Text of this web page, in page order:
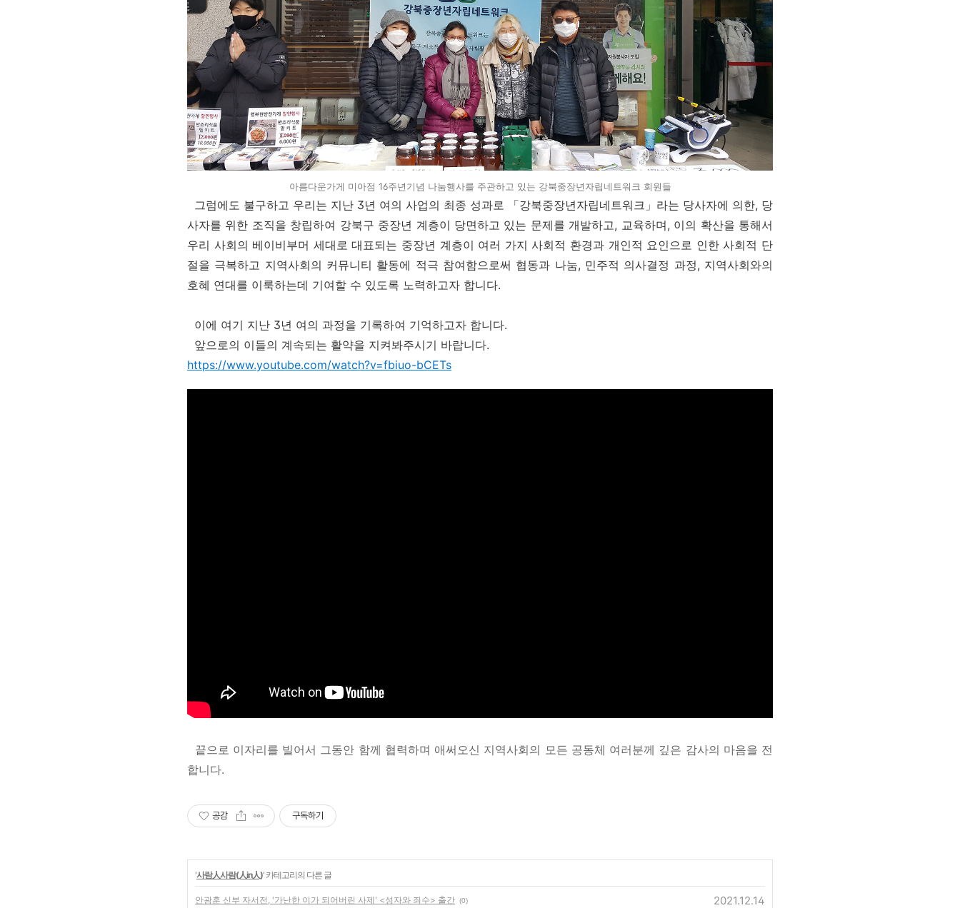
아름다운가게 미아점 16주년기념 나눔행사를 주관하고 있는 강북중장년자립네트워크 회원들
그럼에도 불구하고 우리는 지난 3년 여의 사업의 최종 성과로 「강북중장년자립네트워크」라는 당사자에 의한, 당
사자를 위한 조직을 창립하여 강북구 중장년 계층이 당면하고 있는 문제를 개발하고, 교육하며, 이의 확산을 통해서
우리 사회의 베이비부머 세대로 대표되는 중장년 계층이 여러 가지 사회적 환경과 개인적 요인으로 인한 사회적 단
절을 극복하고 지역사회의 커뮤니티 활동에 적극 참여함으로써 협동과 나눔, 민주적 의사결정 과정, 지역사회와의
호혜 연대를 이룩하는데 기여할 수 있도록 노력하고자 합니다.
이에 여기 지난 3년 여의 과정을 기록하여 기억하고자 합니다.
앞으로의 이들의 계속되는 활약을 지켜봐주시기 바랍니다.
https://www.youtube.com/watch?v=fbiuo-bCETs
끝으로 이자리를 빌어서 그동안 함께 협력하며 애써오신 지역사회의 모든 공동체 여러분께 깊은 감사의 마음을 전
합니다.
공감 구독하기
'사람人사람(人in人)' 카테고리의 다른 글
안광훈 신부 자서전, '가난한 이가 되어버린 사제' <성자와 죄수> 출간 (0) 2021.12.14